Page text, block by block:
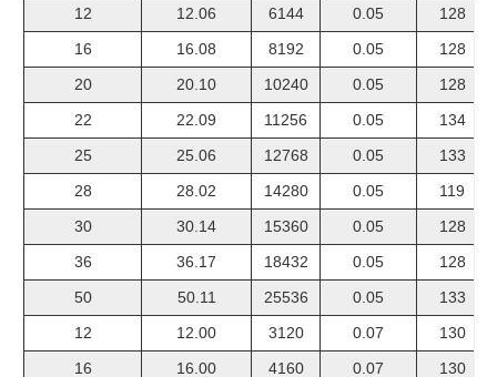
12
12.06 6144 0.05
128
16
16.08 8192 0.05
128
20
20.10 10240 0.05
128
22
22.09 11256 0.05
134
25
25.06 12768 0.05
133
28
28.02 14280 0.05
119
30
30.14 15360 0.05
128
36
36.17 18432 0.05
128
50
50.11 25536 0.05
133
12
12.00 3120 0.07
130
16
16.00 4160 0.07 130